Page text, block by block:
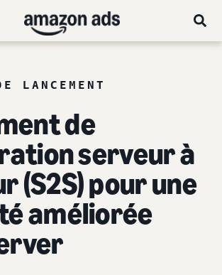
LANCEMENT
de
serveur à
(S2S) pour une
améliorée